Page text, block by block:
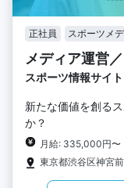
正社員 スポーツメ
メディア運営
スポーツ情報サイ
新たな価値を創る
か？
月給: 335,000円〜
東京都渋谷区神宮